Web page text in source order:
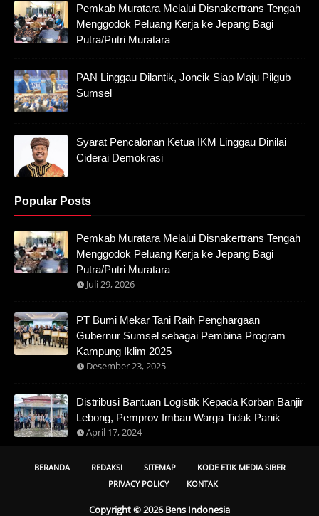
Pemkab Muratara Melalui Disnakertrans Tengah
Menggodok Peluang Kerja ke Jepang Bagi
Putra/Putri Muratara
PAN Linggau Dilantik, Joncik Siap Maju Pilgub
Sumsel
Syarat Pencalonan Ketua IKM Linggau Dinilai
Ciderai Demokrasi
Popular Posts
Pemkab Muratara Melalui Disnakertrans Tengah
Menggodok Peluang Kerja ke Jepang Bagi
Putra/Putri Muratara
Juli 29, 2026
PT Bumi Mekar Tani Raih Penghargaan
Gubernur Sumsel sebagai Pembina Program
Kampung Iklim 2025
Desember 23, 2025
Distribusi Bantuan Logistik Kepada Korban Banjir
Lebong, Pemprov Imbau Warga Tidak Panik
April 17, 2024
BERANDA REDAKSI SITEMAP
KODE ETIK MEDIA SIBER
PRIVACY POLICY
KONTAK
Copyright ©2026Bens Indonesia